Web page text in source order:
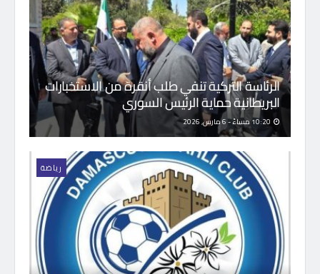
الرئاسة التركية تنفي طلب أنقرة من الاستخبارات
البريطانية حماية الرئيس السوري
رياضة